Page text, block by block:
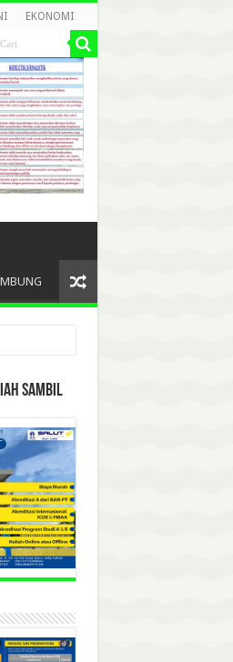
EKONOMI
SAMBIL